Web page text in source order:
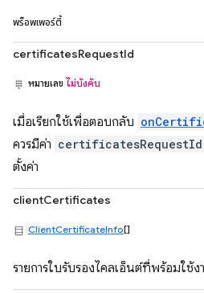
พร็อพเพอร์ตี้
certificatesRequestId
หมายเลข ไม่บังคับ
เมื่อเรียกใช้เพื่อตอบกลับ
ควรมีค่า certificatesRequestId
ตั้งค่า
clientCertificates
ClientCertificateInfo[]
รายการใบรับรองไคลเอ็นต์ที่พร้อมใช้